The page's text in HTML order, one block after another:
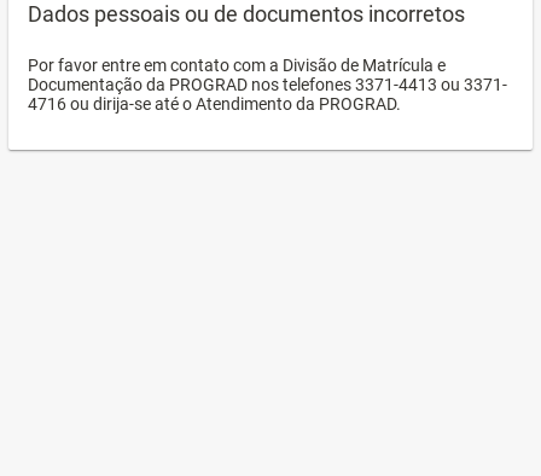
Dados pessoais ou de documentos incorretos
Por favor entre em contato com a Divisão de Matrícula e
Documentação da PROGRAD nos telefones 3371-4413 ou 3371-
4716 ou dirija-se até o Atendimento da PROGRAD.